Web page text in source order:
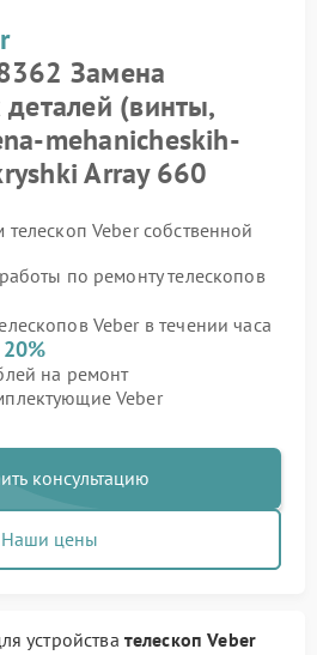
Замена
(винты,
mehanicheskih-
Array 660
Veber собственной
по ремонту телескопов
Veber в течении часа
20%
на ремонт
Veber
консультацию
Наши цены
устройства телескоп Veber